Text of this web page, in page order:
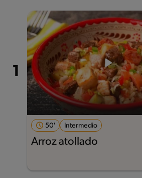
50' Intermedio
Arroz atollado